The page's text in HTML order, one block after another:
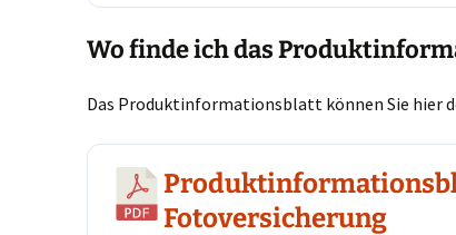
Wo finde ich das
Das Produktinformationsblatt können Sie hier
Fotoversicherung